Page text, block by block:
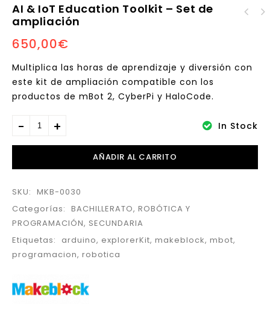
AI & IoT Education Toolkit – Set de
ampliación
650,00€
Multiplica las horas de aprendizaje y diversión con
este kit de ampliación compatible con los
productos de mBot 2, CyberPi y HaloCode.
In Stock
AÑADIR AL CARRITO
SKU: MKB-0030
Categorías: BACHILLERATO, ROBÓTICA Y
PROGRAMACIÓN, SECUNDARIA
Etiquetas:
arduino, explorerKit, makeblock, mbot,
programacion, robotica